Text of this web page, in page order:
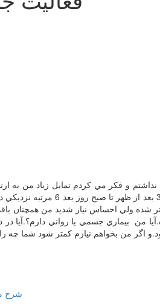
سال 85 ازدواج كرده ام .تا قبل از ازدواج رابطه جنسي نداشتم و فكر
مرور فروكش خواهد كرد در صورتي كه اين اتفاق نيفتاد.و من به
خرداد87 با وارد شدن پسرم به زندگيمان تعداد دفعات كمتر شده ولي
من بيماري جسمي يا رواني دارم؟.آيا در
شرح